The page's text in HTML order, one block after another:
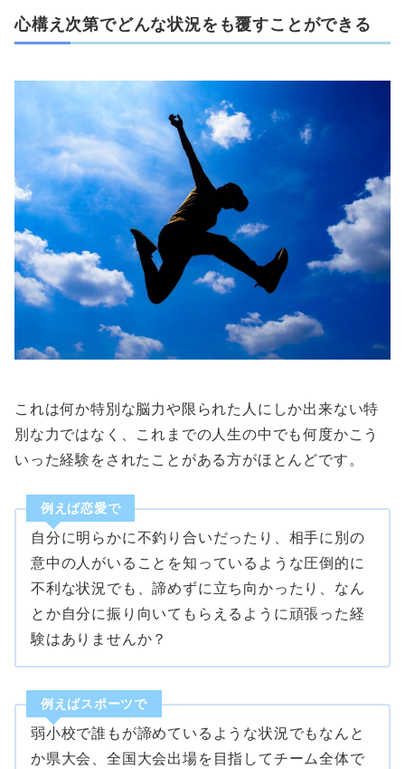
心構え次第でどんな状況をも覆すことができる
これは何か特別な脳力や限られた人にしか出来ない特
別な力ではなく、これまでの人生の中でも何度かこう
いった経験をされたことがある方がほとんどです。
例えば恋愛で
自分に明らかに不釣り合いだったり、相手に別の
意中の人がいることを知っているような圧倒的に
不利な状況でも、諦めずに立ち向かったり、なん
とか自分に振り向いてもらえるように頑張った経
験はありませんか？
例えばスポーツで
弱小校で誰もが諦めているような状況でもなんと
か県大会、全国大会出場を目指してチーム全体で